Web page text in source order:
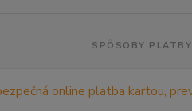
SPÔSOBY PLATBY